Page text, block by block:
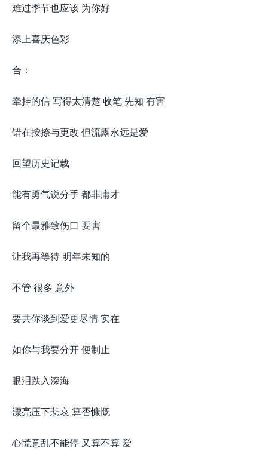
难过季节也应该 为你好
添上喜庆色彩
合：
牵挂的信 写得太清楚 收笔 先知 有害
错在按捺与更改 但流露永远是爱
回望历史记载
能有勇气说分手 都非庸才
留个最雅致伤口 要害
让我再等待 明年未知的
不管 很多 意外
要共你谈到爱更尽情 实在
如你与我要分开 便制止
眼泪跌入深海
漂亮压下悲哀 算否慷慨
心慌意乱不能停 又算不算 爱